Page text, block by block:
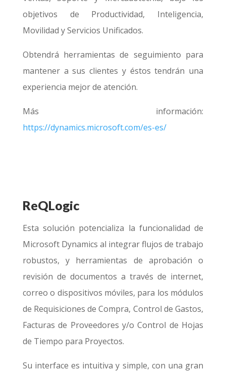
objetivos de Productividad, Inteligencia,
Movilidad y Servicios Unificados.
Obtendrá herramientas de seguimiento para
mantener a sus clientes y éstos tendrán una
experiencia mejor de atención.
Más información:
https://dynamics.microsoft.com/es-es/
ReQLogic
Esta solución potencializa la funcionalidad de
Microsoft Dynamics al integrar flujos de trabajo
robustos, y herramientas de aprobación o
revisión de documentos a través de internet,
correo o dispositivos móviles, para los módulos
de Requisiciones de Compra, Control de Gastos,
Facturas de Proveedores y/o Control de Hojas
de Tiempo para Proyectos.
Su interface es intuitiva y simple, con una gran